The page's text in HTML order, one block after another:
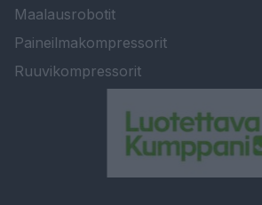
Maalausrobotit
Paineilmakompressorit
Ruuvikompressorit